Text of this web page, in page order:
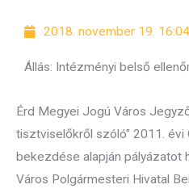
2018. november 19. 16:04
Állás: Intézményi belső
Érd Megyei Jogú Város
tisztviselőkről szóló" 2011. évi
bekezdése alapján pályázatot
Város Polgármesteri Hivatal